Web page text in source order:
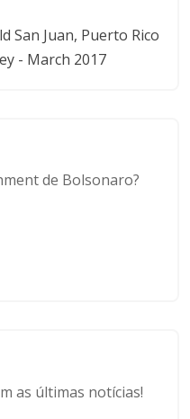
San Juan, Puerto Rico
- March 2017
de Bolsonaro?
as últimas notícias!